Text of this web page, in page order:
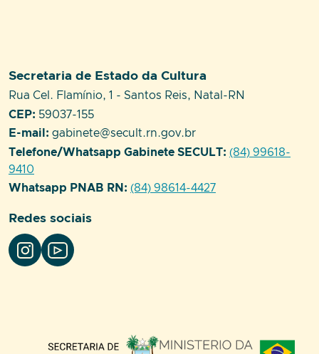
Setor responsável:
Secretaria de Estado da Cultura
Endereço:
Rua Cel. Flamínio, 1 - Santos Reis, Natal-RN
CEP: 59037-155
E-mail: gabinete@secult.rn.gov.br
Telefone/Whatsapp Gabinete SECULT: (84) 99618-
9410
Whatsapp PNAB RN: (84) 98614-4427
Redes sociais